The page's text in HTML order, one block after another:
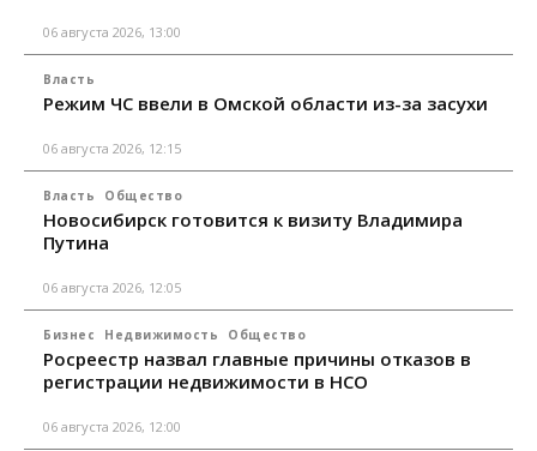
06 августа 2026, 13:00
Власть
Режим ЧС ввели в Омской области из-за засухи
06 августа 2026, 12:15
Власть Общество
Новосибирск готовится к визиту Владимира
Путина
06 августа 2026, 12:05
Бизнес Недвижимость Общество
Росреестр назвал главные причины отказов в
регистрации недвижимости в НСО
06 августа 2026, 12:00